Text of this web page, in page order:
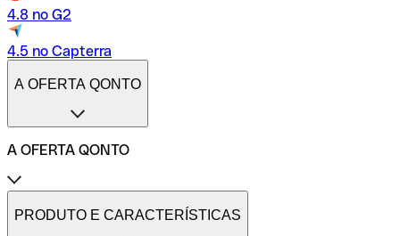
4.8 no G2
4.5 no Capterra
A OFERTA QONTO
A OFERTA QONTO
Tarifas
Conta profissional online
PRODUTO E CARACTERÍSTICAS